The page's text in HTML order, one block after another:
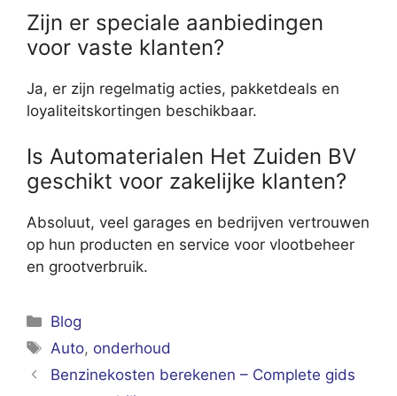
Zijn er speciale aanbiedingen
voor vaste klanten?
Ja, er zijn regelmatig acties, pakketdeals en
loyaliteitskortingen beschikbaar.
Is Automaterialen Het Zuiden BV
geschikt voor zakelijke klanten?
Absoluut, veel garages en bedrijven vertrouwen
op hun producten en service voor vlootbeheer
en grootverbruik.
Categorieën
Blog
Tags
Auto, onderhoud
Benzinekosten berekenen – Complete gids